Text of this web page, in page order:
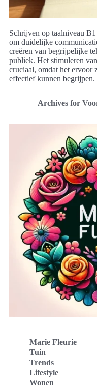
Schrijven op taalniveau
om duidelijke
creëren van begrijpelijke
publiek. Het stimuleren
cruciaal, omdat het ervoor
effectief kunnen
Archives for
Marie Fleurie
Tuin
Trends
Lifestyle
Wonen